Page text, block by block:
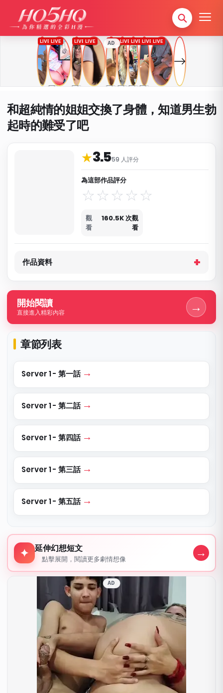
AD
和超純情的姐姐交換了身體，知道男生勃
起時的難受了吧
★3.559 人評分
為這部作品評分
觀
看
160.5K 次觀
看
作品資料與分類
作品資料
開始閱讀
直接進入精彩內容 →
章節列表
Server 1 - 第一話
Server 1 - 第二話
Server 1 - 第四話
Server 1 - 第三話
Server 1 - 第五話
延伸幻想短文
✦ 延伸幻想短文
點擊展開，閱讀更多劇情想像 →
AD